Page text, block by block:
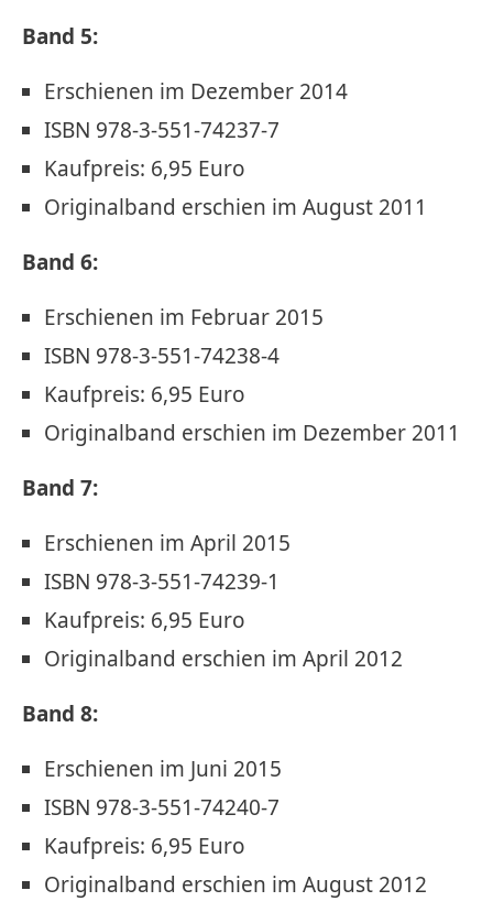
Band 5:
Erschienen im Dezember 2014
ISBN 978-3-551-74237-7
Kaufpreis: 6,95 Euro
Originalband erschien im August 2011
Band 6:
Erschienen im Februar 2015
ISBN 978-3-551-74238-4
Kaufpreis: 6,95 Euro
Originalband erschien im Dezember 2011
Band 7:
Erschienen im April 2015
ISBN 978-3-551-74239-1
Kaufpreis: 6,95 Euro
Originalband erschien im April 2012
Band 8:
Erschienen im Juni 2015
ISBN 978-3-551-74240-7
Kaufpreis: 6,95 Euro
Originalband erschien im August 2012